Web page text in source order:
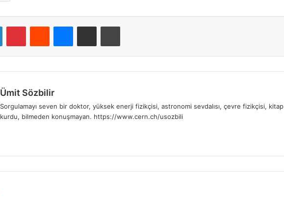
LinkedInPinterestReddit Messenger
E-Posta ile paylaş Yazdır
Ümit Sözbilir
Sorgulamayı seven bir doktor, yüksek enerji fizikçisi, astronomi sevdalısı, çevre fizikçisi, kitap
kurdu, bilmeden konuşmayan. https://www.cern.ch/usozbili